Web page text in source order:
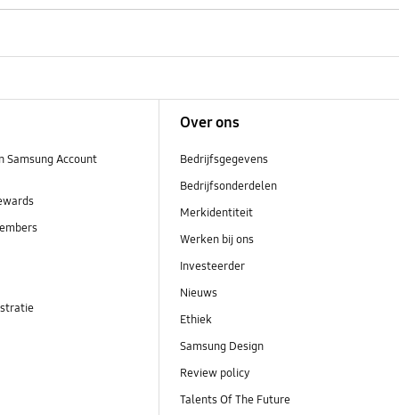
Samsung Account
Over ons
Bedrijfsgegevens
Bedrijfsonderdelen
Merkidentiteit
Werken bij ons
Investeerder
Nieuws
Ethiek
Samsung Design
Review policy
Talents Of The Future